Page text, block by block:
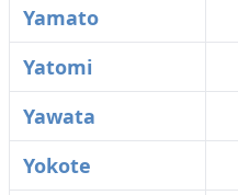
Yamato
Yatomi
Yawata
Yokote